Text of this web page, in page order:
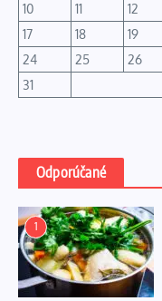
10
11 12
17
18 19
24
25 26
31
Odporúčané
1